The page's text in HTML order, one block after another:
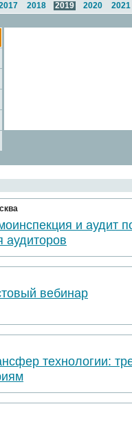
2021
2020
2019
2018
и аудит
аудиторов
вебинар
технологии: